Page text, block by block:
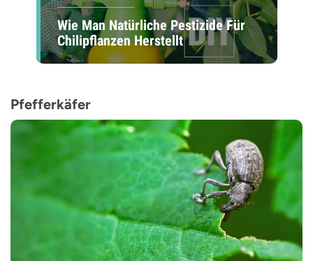
Wie Man Natürliche Pestizide Für
Chilipflanzen Herstellt
Pfefferkäfer